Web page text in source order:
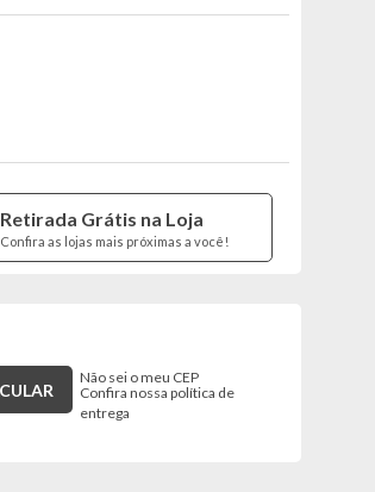
Retirada Grátis na Loja
Confira as lojas mais próximas a você!
Não sei o meu CEP
Confira nossa política de
entrega